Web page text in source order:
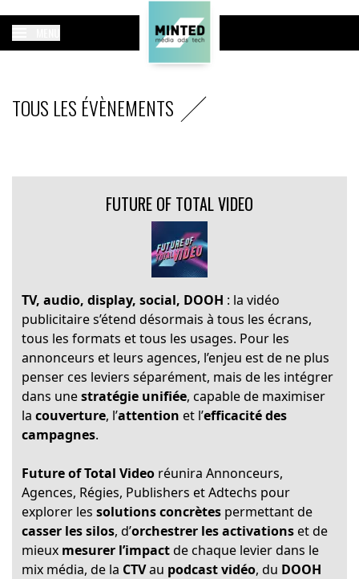
TOUS LES ÉVÈNEMENTS
FUTURE OF TOTAL VIDEO
TV, audio, display, social, DOOH : la vidéo
publicitaire s’étend désormais à tous les écrans,
tous les formats et tous les usages. Pour les
annonceurs et leurs agences, l’enjeu est de ne plus
penser ces leviers séparément, mais de les intégrer
dans unestratégie unifiée, capable de maximiser
la couverture, l’attention et l’efficacité des
campagnes.
Future of Total Videoréunira Annonceurs,
Agences, Régies, Publishers et Adtechs pour
explorer les solutions concrètespermettant de
casser les silos, d’orchestrer les activationset de
mieux mesurer l’impactde chaque levier dans le
mix média, de la CTVau podcast vidéo, du DOOH